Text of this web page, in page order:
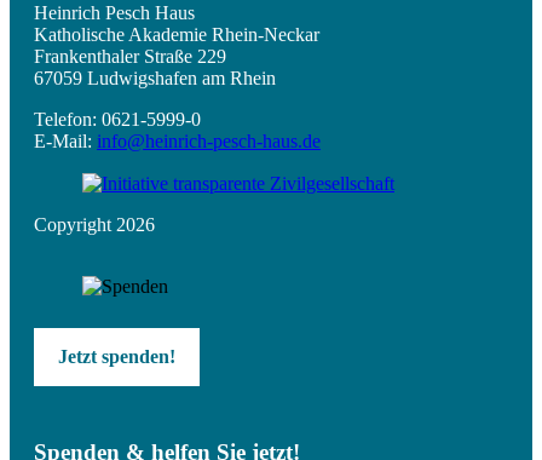
Heinrich Pesch Haus
Katholische Akademie Rhein-Neckar
Frankenthaler Straße 229
67059 Ludwigshafen am Rhein
Telefon: 0621-5999-0
E-Mail: info@heinrich-pesch-haus.de
Copyright 2026
Jetzt spenden!
Spenden & helfen Sie jetzt!